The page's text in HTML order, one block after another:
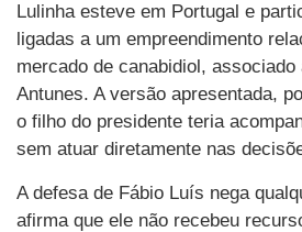
Lulinha esteve em Portugal e
ligadas a um empreendimento
mercado de canabidiol,
Antunes. A versão apresentada,
o filho do presidente teria
sem atuar diretamente nas
A defesa de Fábio Luís nega
afirma que ele não recebeu